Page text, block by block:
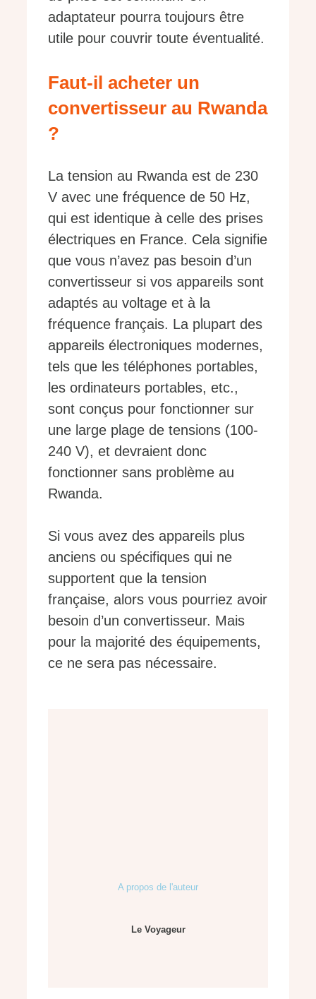
adaptateur pourra toujours être
utile pour couvrir toute éventualité.
Faut-il acheter un
convertisseur au Rwanda
?
La tension au Rwanda est de 230
V avec une fréquence de 50 Hz,
qui est identique à celle des prises
électriques en France. Cela signifie
que vous n’avez pas besoin d’un
convertisseur si vos appareils sont
adaptés au voltage et à la
fréquence français. La plupart des
appareils électroniques modernes,
tels que les téléphones portables,
les ordinateurs portables, etc.,
sont conçus pour fonctionner sur
une large plage de tensions (100-
240 V), et devraient donc
fonctionner sans problème au
Rwanda.
Si vous avez des appareils plus
anciens ou spécifiques qui ne
supportent que la tension
française, alors vous pourriez avoir
besoin d’un convertisseur. Mais
pour la majorité des équipements,
ce ne sera pas nécessaire.
A propos de l'auteur
Le Voyageur